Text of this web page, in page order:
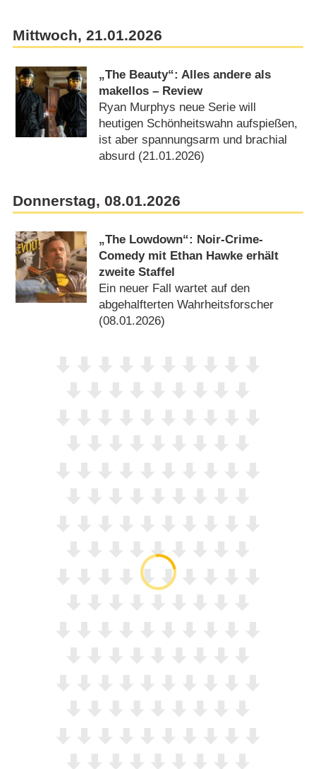
Mittwoch, 21.01.2026
„The Beauty“: Alles andere als
makellos – Review
Ryan Murphys neue Serie will
heutigen Schönheitswahn aufspießen,
ist aber spannungsarm und brachial
absurd (21.01.2026)
Donnerstag, 08.01.2026
„The Lowdown“: Noir-Crime-
Comedy mit Ethan Hawke erhält
zweite Staffel
Ein neuer Fall wartet auf den
abgehalfterten Wahrheitsforscher
(08.01.2026)